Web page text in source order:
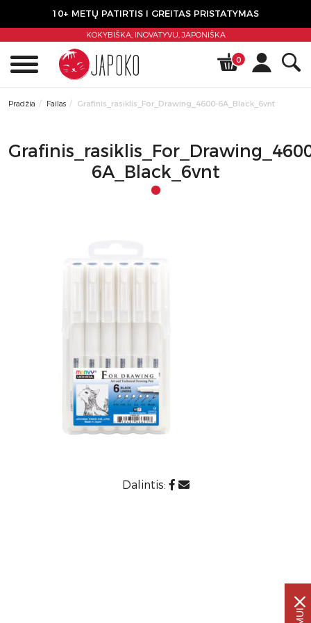
10+ METŲ PATIRTIS I GREITAS PRISTATYMAS
KOKYBIŠKA, INOVATYVU,JAPONIŠKA
0
Pradžia Failas Grafinis_rasiklis_For_Drawing_4600-6A_Black_6vnt
6A_Black_6vnt
Dalintis: